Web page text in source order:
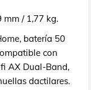
mm / 1,77 kg.
batería 50
con
AX Dual-Band,
dactilares.